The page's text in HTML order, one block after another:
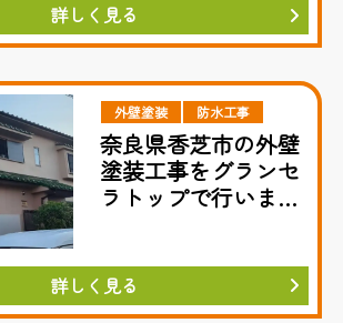
詳しく見る
外壁塗装 防水工事
奈良県香芝市の外壁
塗装工事をグランセ
ラトップで行いまし
詳しく見る